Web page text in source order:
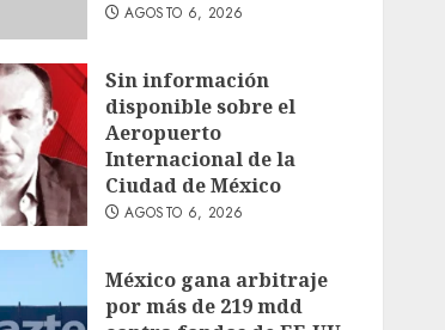
AGOSTO 6, 2026
Sin información
disponible sobre el
Aeropuerto
Internacional de la
Ciudad de México
AGOSTO 6, 2026
México gana arbitraje
por más de 219 mdd